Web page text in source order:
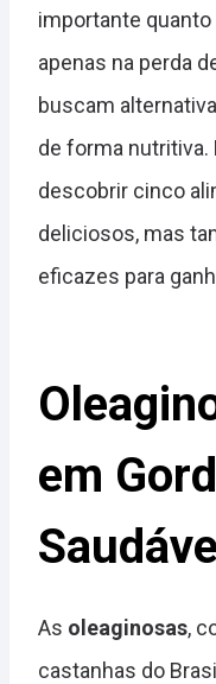
importante
apenas na perda
buscam
de forma nutritiva.
descobrir cinco
deliciosos, mas
eficazes para
em
As oleaginosas,
castanhas do